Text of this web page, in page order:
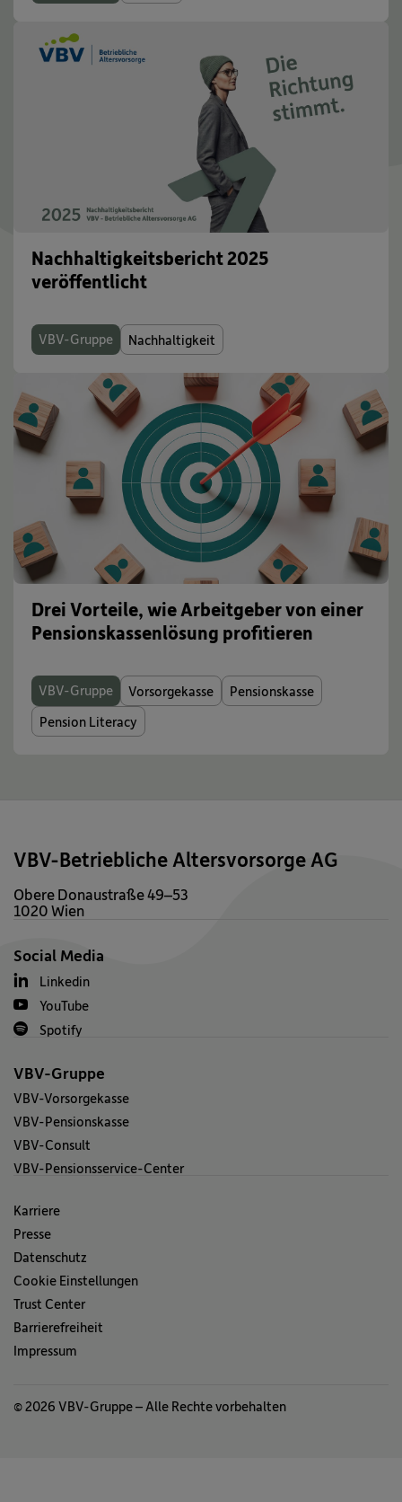
Nachhaltigkeitsbericht 2025
veröffentlicht
VBV-Gruppe Nachhaltigkeit
Drei Vorteile, wie Arbeitgeber von einer
Pensionskassenlösung profitieren
VBV-Gruppe Vorsorgekasse
Pensionskasse
Pension Literacy
VBV-Betriebliche Altersvorsorge AG
Obere Donaustraße 49–53
1020 Wien
Social Media
Linkedin
YouTube
Spotify
VBV-Gruppe
VBV-Vorsorgekasse
VBV-Pensionskasse
VBV-Consult
VBV-Pensionsservice-Center
Karriere
Presse
Datenschutz
Cookie Einstellungen
Trust Center
Barrierefreiheit
Impressum
© 2026 VBV-Gruppe – Alle Rechte vorbehalten